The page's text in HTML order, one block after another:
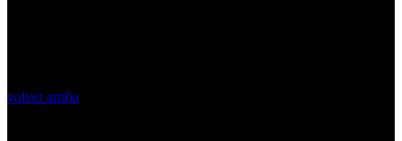
volver arriba